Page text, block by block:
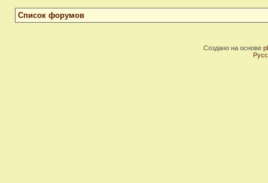
Список форумов
Создано на основе